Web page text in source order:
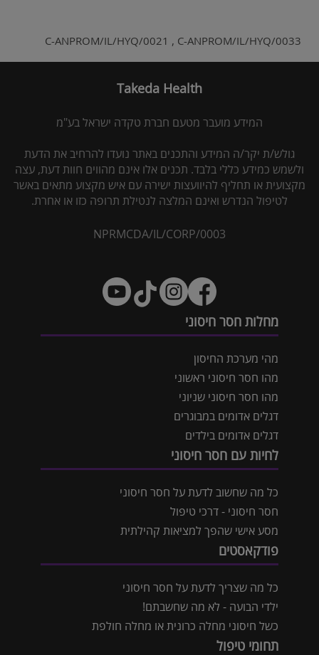
C-ANPROM/IL/HYQ/0021 , C-ANPROM/IL/HYQ/0033
Takeda Health
המידע מועבר מטעם חברת טקדה ישראל בע"מ
גולש/ת יקר/ה המידע והתכנים באתר נועדו להרחיב את הדעת
ולשמש כמידע כללי בלבד. תכנים אלו אינם מהווים חוות דעת, עצה
מקצועית או תחליף להיוועצות ישירה עם איש מקצוע מתאים באשר
לטיפול הנדרש ואינם המלצה לנטילת תרופה כזו או אחרת.
NPRMCDA/IL/CORP/0003
מחלות חסר חיסוני
מהי מערכת החיסון
מהו חסר חיסוני ראשוני
מהו חסר חיסוני שניוני
דגלים אדומים במבוגרים
דגלים אדומים בילדים
לחיות עם חסר חיסוני
כל מה שחשוב לדעת על חסר חיסוני
חסר חיסוני - דרכי טיפול
מסע אישי שהפך למציאות קהילתית
פודקאסטים
כל מה שצריך לדעת על חסר חיסוני
ילדי הבועה - לא מה שחשבתם!
כשל חיסוני מחלה כרונית או מחלה חולפת
תחומי טיפול